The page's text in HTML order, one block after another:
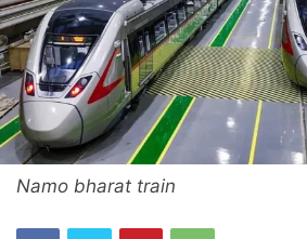
Namo bharat train